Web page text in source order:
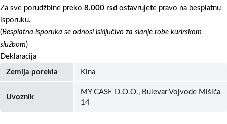
Za sve porudžbine preko 8.000 rsd ostavrujete pravo na besplatnu
isporuku.
(Besplatna isporuka se odnosi isključivo za slanje robe kurirskom
službom)
Deklaracija
Zemlja porekla Kina
Uvoznik
MY CASE D.O.O., Bulevar Vojvode Mišića
14